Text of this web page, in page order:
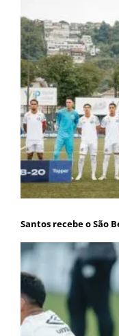
Santos recebe o São